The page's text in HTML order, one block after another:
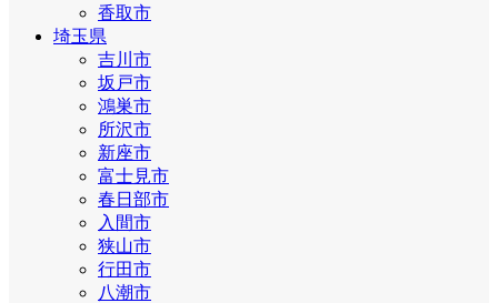
香取市
埼玉県
吉川市
坂戸市
鴻巣市
所沢市
新座市
富士見市
春日部市
入間市
狭山市
行田市
八潮市